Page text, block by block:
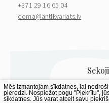
+371 29 16 65 04
doma@antikvariats.lv
Mēs izmantojam sīkdatnes, lai
pieredzi. Nospiežot pogu "Piekrītu",
sīkdatnes. Jūs varat atcelt savu